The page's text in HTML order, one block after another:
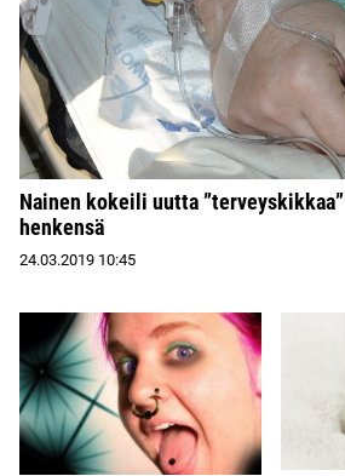
Nainen kokeili uutta
henkensä
24.03.2019 10:45